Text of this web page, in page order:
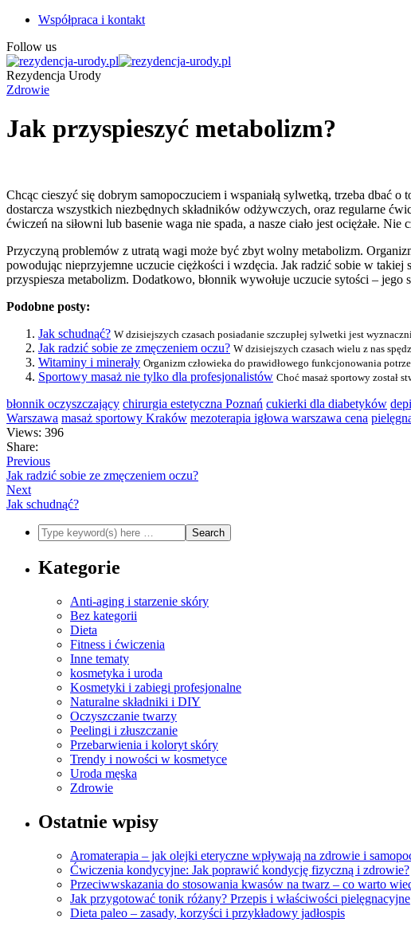
Współpraca i kontakt
Follow us
Rezydencja Urody
Zdrowie
Jak przyspieszyć metabolizm?
Chcąc cieszyć się dobrym samopoczuciem i wspaniałą sylwetką, trzeba dbać
dostarcza wszystkich niezbędnych składników odżywczych, oraz regularne
ćwiczeń na siłowni lub basenie waga nie spada, a nasze ciało jest ociężałe.
Przyczyną problemów z utratą wagi może być zbyt wolny metabolizm.
powodując nieprzyjemne uczucie ciężkości i wzdęcia. Jak radzić sobie w takiej
przyspiesza metabolizm. Dodatkowo, błonnik wywołuje uczucie sytości –
Podobne posty:
Jak schudnąć? W dzisiejszych czasach posiadanie szczupłej sylwetki jest
Jak radzić sobie ze zmęczeniem oczu? W dzisiejszych czasach wielu z nas
Witaminy i minerały Organizm człowieka do prawidłowego funkcjonowania
Sportowy masaż nie tylko dla profesjonalistów Choć masaż sportowy został
błonnik oczyszczający chirurgia estetyczna Poznań cukierki dla diabetyków
Warszawa masaż sportowy Kraków mezoterapia igłowa warszawa cena
Views: 396
Share:
Previous
Jak radzić sobie ze zmęczeniem oczu?
Next
Jak schudnąć?
Kategorie
Anti-aging i starzenie skóry
Bez kategorii
Dieta
Fitness i ćwiczenia
Inne tematy
kosmetyka i uroda
Kosmetyki i zabiegi profesjonalne
Naturalne składniki i DIY
Oczyszczanie twarzy
Peelingi i złuszczanie
Przebarwienia i koloryt skóry
Trendy i nowości w kosmetyce
Uroda męska
Zdrowie
Ostatnie wpisy
Aromaterapia – jak olejki eteryczne wpływają na zdrowie i
Ćwiczenia kondycyjne: Jak poprawić kondycję fizyczną i zdrowie?
Przeciwwskazania do stosowania kwasów na twarz – co warto
Jak przygotować tonik różany? Przepis i właściwości pielęgnacyjne
Dieta paleo – zasady, korzyści i przykładowy jadłospis